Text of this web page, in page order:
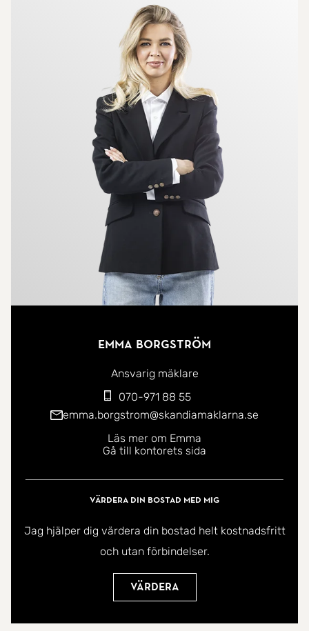
Emma Borgström
Ansvarig mäklare
070-971 88 55
emma.borgstrom@skandiamaklarna.se
Läs mer om Emma
Gå till kontorets sida
Värdera din bostad med mig
Jag hjälper dig värdera din bostad helt kostnadsfritt
och utan förbindelser.
Värdera